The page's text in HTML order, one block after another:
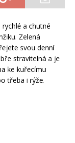
rychlé a chutné
Zelená
svou denní
stravitelná a je
ke kuřecímu
třeba i rýže.